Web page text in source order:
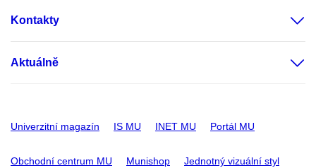
Kontakty
Aktuálně
Univerzitní magazín IS MU INET MU Portál MU
Obchodní centrum MU Munishop Jednotný vizuální styl